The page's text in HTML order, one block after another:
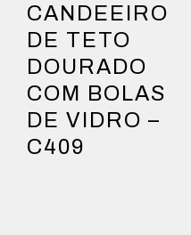
CANDEEIRO
DE TETO
DOURADO
COM BOLAS
DE VIDRO –
C409